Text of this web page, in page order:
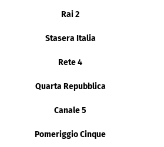
Rai 2
Stasera Italia
Rete 4
Quarta Repubblica
Canale 5
Pomeriggio Cinque